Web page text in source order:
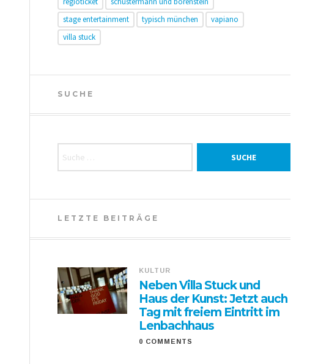
stage entertainment
typisch münchen
vapiano
villa stuck
SUCHE
LETZTE BEITRÄGE
KULTUR
Neben Villa Stuck und
Haus der Kunst: Jetzt auch
Tag mit freiem Eintritt im
Lenbachhaus
0 COMMENTS